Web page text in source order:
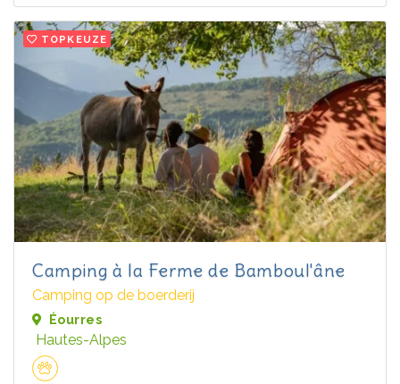
TOPKEUZE
Camping à la Ferme de Bamboul'âne
Camping op de boerderij
Éourres
Hautes-Alpes